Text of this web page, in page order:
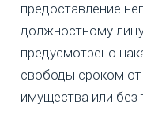
предоставление
должностному
предусмотрено
свободы сроком от
имущества или без